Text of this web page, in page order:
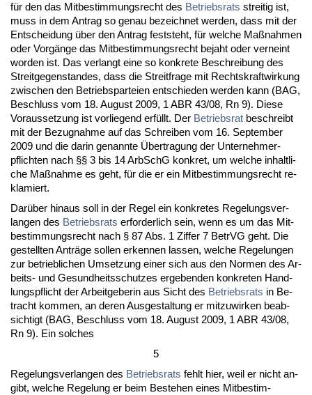
für den das Mit­be­stim­mungs­recht des Be­triebs­rats strei­tig ist,
muss in dem An­trag so ge­nau be­zeich­net wer­den, dass mit der
Ent­schei­dung über den An­trag fest­steht, für wel­che Maßnah­men
oder Vorgänge das Mit­be­stim­mungs­recht be­jaht oder ver­neint
wor­den ist. Das ver­langt ei­ne so kon­kre­te Be­schrei­bung des
Streit­ge­gen­stan­des, dass die Streit­fra­ge mit Rechts­kraft­wir­kung
zwi­schen den Be­triebs­par­tei­en ent­schie­den wer­den kann (BAG,
Be­schluss vom 18. Au­gust 2009, 1 ABR 43/08, Rn 9). Die­se
Vor­aus­set­zung ist vor­lie­gend erfüllt. Der Be­triebs­rat be­schreibt
mit der Be­zug­nah­me auf das Schrei­ben vom 16. Sep­tem­ber
2009 und die dar­in ge­nann­te Über­tra­gung der Un­ter­neh­mer­
pflich­ten nach §§ 3 bis 14 Ar­bSchG kon­kret, um wel­che in­halt­li­
che Maßnah­me es geht, für die er ein Mit­be­stim­mungs­recht re­
kla­miert.
Darüber hin­aus soll in der Re­gel ein kon­kre­tes Re­ge­lungs­ver­
lan­gen des Be­triebs­rats er­for­der­lich sein, wenn es um das Mit­
be­stim­mungs­recht nach § 87 Abs. 1 Zif­fer 7 Be­trVG geht. Die
ge­stell­ten Anträge sol­len er­ken­nen las­sen, wel­che Re­ge­lun­gen
zur be­trieb­li­chen Um­set­zung ei­ner sich aus den Nor­men des Ar­
beits- und Ge­sund­heits­schut­zes er­ge­ben­den kon­kre­ten Hand­
lungs­pflicht der Ar­beit­ge­be­rin aus Sicht des Be­triebs­rats in Be­
tracht kom­men, an de­ren Aus­ge­stal­tung er mit­zu­wir­ken be­ab­
sich­tigt (BAG, Be­schluss vom 18. Au­gust 2009, 1 ABR 43/08,
Rn 9). Ein sol­ches
5
Re­ge­lungs­ver­lan­gen des Be­triebs­rats fehlt hier, weil er nicht an­
gibt, wel­che Re­ge­lung er beim Be­ste­hen ei­nes Mit­be­stim­